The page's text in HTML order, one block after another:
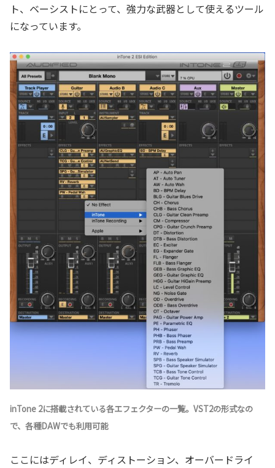
ト、ベーシストにとって、強力な武器として使えるツール
になっています。
inTone 2に搭載されている各エフェクターの一覧。VST2の形式なの
で、各種DAWでも利用可能
ここにはディレイ、ディストーション、オーバードライ